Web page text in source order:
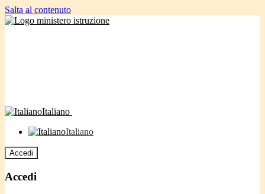
Salta al contenuto
Italiano
Italiano
Accedi
Accedi